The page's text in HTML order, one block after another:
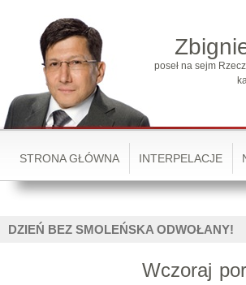
poseł na sejm
STRONA GŁÓWNA INTERPELACJE
DZIEŃ BEZ SMOLEŃSKA ODWOŁANY!
Wczoraj